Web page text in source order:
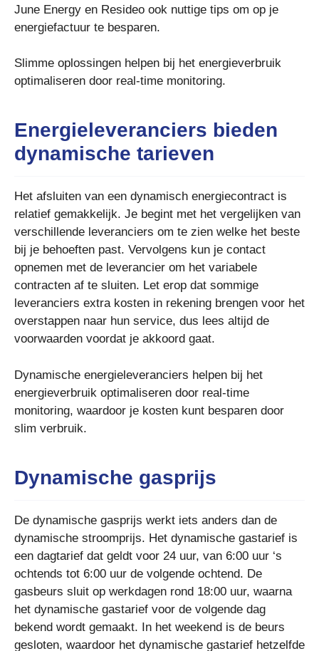
June Energy en Resideo ook nuttige tips om op je
energiefactuur te besparen.
Slimme oplossingen helpen bij het energieverbruik
optimaliseren door real-time monitoring.
Energieleveranciers bieden
dynamische tarieven
Het afsluiten van een dynamisch energiecontract is
relatief gemakkelijk. Je begint met het vergelijken van
verschillende leveranciers om te zien welke het beste
bij je behoeften past. Vervolgens kun je contact
opnemen met de leverancier om het variabele
contracten af te sluiten. Let erop dat sommige
leveranciers extra kosten in rekening brengen voor het
overstappen naar hun service, dus lees altijd de
voorwaarden voordat je akkoord gaat.
Dynamische energieleveranciers helpen bij het
energieverbruik optimaliseren door real-time
monitoring, waardoor je kosten kunt besparen door
slim verbruik.
Dynamische gasprijs
De dynamische gasprijs werkt iets anders dan de
dynamische stroomprijs. Het dynamische gastarief is
een dagtarief dat geldt voor 24 uur, van 6:00 uur ‘s
ochtends tot 6:00 uur de volgende ochtend. De
gasbeurs sluit op werkdagen rond 18:00 uur, waarna
het dynamische gastarief voor de volgende dag
bekend wordt gemaakt. In het weekend is de beurs
gesloten, waardoor het dynamische gastarief hetzelfde